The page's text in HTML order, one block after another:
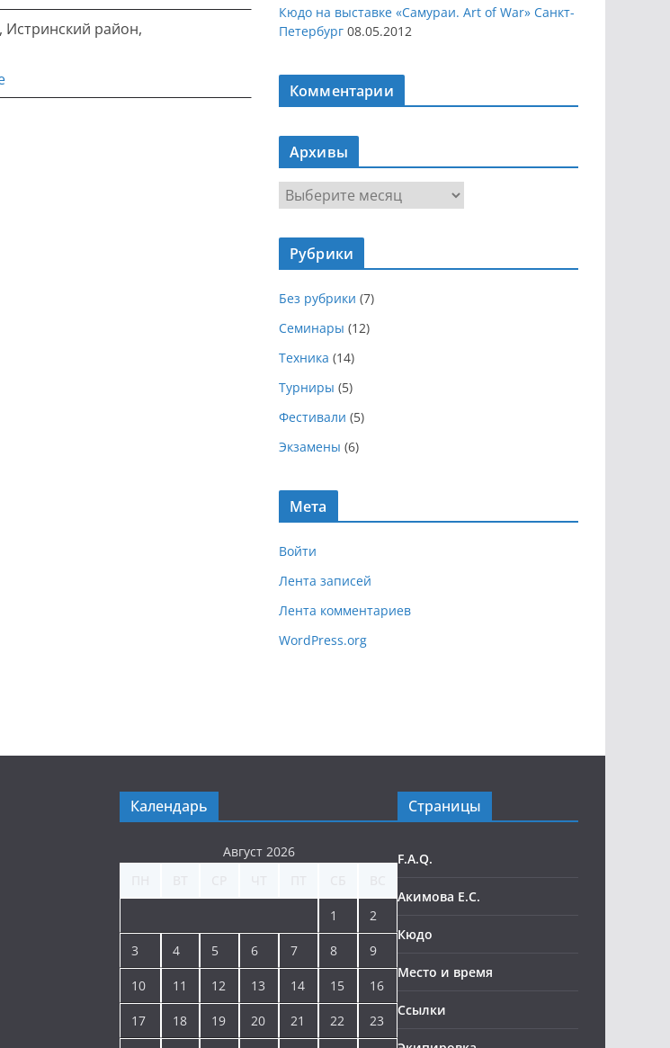
Истринский район,
Кюдо на выставке «Самураи. Art of War» Санкт-
Петербург 08.05.2012
Комментарии
Архивы
р
х
ы
Рубрики
Без рубрики (7)
Семинары (12)
Техника (14)
Турниры (5)
Фестивали (5)
Экзамены (6)
Мета
Войти
Лента записей
Лента комментариев
WordPress.org
Календарь
Август 2026
1 2
3 4 5 6 7 8 9
10 11 12 13 14 15 16
17 18 19 20 21 22 23
Страницы
F.A.Q.
Акимова Е.С.
Кюдо
Место и время
Ссылки